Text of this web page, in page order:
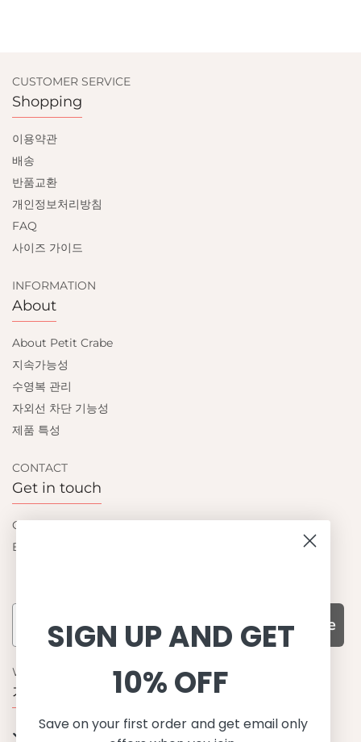
CUSTOMER SERVICE
Shopping
이용약관
배송
반품교환
개인정보처리방침
FAQ
사이즈 가이드
INFORMATION
About
About Petit Crabe
지속가능성
수영복 관리
자외선 차단 기능성
제품 특성
CONTACT
Get in touch
Contact us
Become a retailer
Subscribe
WHY CHOOSE US?
기능성과 품질, 그리고 디자인
UPF 50+ 최고 수준 UV 차단 성능
SIGN UP AND GET
10% OFF
Save on your first order and get email only